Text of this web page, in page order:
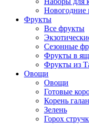
Новогодние
Фрукты
Все фрукты
Сезонные
Фрукты в
Фрукты из
Овощи
Овощи
Готовые
Корень
Зелень
Горох